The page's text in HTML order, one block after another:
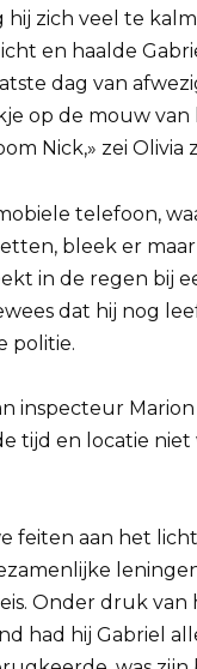
zich veel te
en haalde
dag van
op de mouw
Nick,» zei Olivia
telefoon,
bleek er
in de regen bij
dat hij nog
politie.
inspecteur
tijd en locatie
feiten aan het
Onder druk
had hij Gabriel